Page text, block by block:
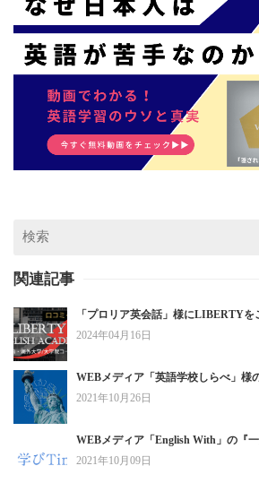
関連記事
「プロリア英会話」様にLIBERTY
2024年04月16日
WEBメディア「英語学校しらべ」様
2021年10月26日
WEBメディア「English With」の『
2021年10月09日